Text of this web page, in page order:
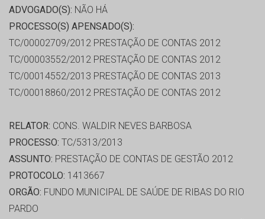
ADVOGADO(S): NÃO HÁ
PROCESSO(S) APENSADO(S):
TC/00002709/2012 PRESTAÇÃO DE CONTAS 2012
TC/00003552/2012 PRESTAÇÃO DE CONTAS 2012
TC/00014552/2013 PRESTAÇÃO DE CONTAS 2013
TC/00018860/2012 PRESTAÇÃO DE CONTAS 2012
RELATOR: CONS. WALDIR NEVES BARBOSA
PROCESSO: TC/5313/2013
ASSUNTO: PRESTAÇÃO DE CONTAS DE GESTÃO 2012
PROTOCOLO: 1413667
ORGÃO: FUNDO MUNICIPAL DE SAÚDE DE RIBAS DO RIO
PARDO